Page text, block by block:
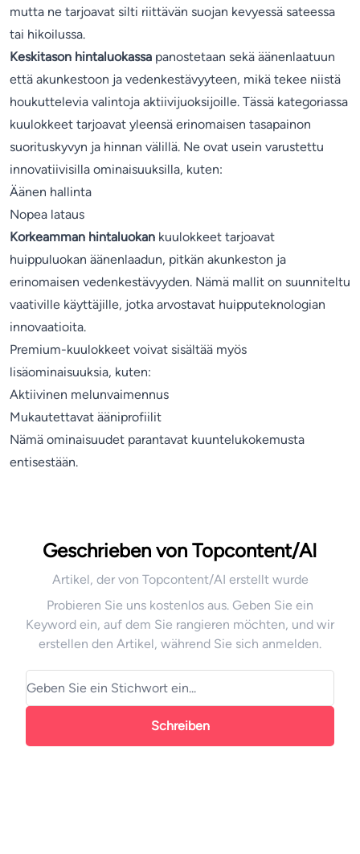
mutta ne tarjoavat silti riittävän suojan kevyessä sateessa
tai hikoilussa.
Keskitason hintaluokassa panostetaan sekä äänenlaatuun
että akunkestoon ja vedenkestävyyteen, mikä tekee niistä
houkuttelevia valintoja aktiivijuoksijoille. Tässä kategoriassa
kuulokkeet tarjoavat yleensä erinomaisen tasapainon
suorituskyvyn ja hinnan välillä. Ne ovat usein varustettu
innovatiivisilla ominaisuuksilla, kuten:
Äänen hallinta
Nopea lataus
Korkeamman hintaluokan kuulokkeet tarjoavat
huippuluokan äänenlaadun, pitkän akunkeston ja
erinomaisen vedenkestävyyden. Nämä mallit on suunniteltu
vaativille käyttäjille, jotka arvostavat huipputeknologian
innovaatioita.
Premium-kuulokkeet voivat sisältää myös
lisäominaisuuksia, kuten:
Aktiivinen melunvaimennus
Mukautettavat ääniprofiilit
Nämä ominaisuudet parantavat kuuntelukokemusta
entisestään.
Geschrieben von Topcontent/AI
Artikel, der von Topcontent/AI erstellt wurde
Probieren Sie uns kostenlos aus. Geben Sie ein
Keyword ein, auf dem Sie rangieren möchten, und wir
erstellen den Artikel, während Sie sich anmelden.
Schreiben